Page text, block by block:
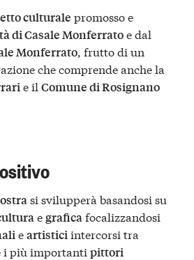
culturale promosso e
di Casale Monferratoe dal
Monferrato, frutto di un
che comprende anche la
e il Comune di Rosignano
si svilupperà basandosi su
egraficafocalizzandosi
eartisticiintercorsi tra
i più importanti pittori